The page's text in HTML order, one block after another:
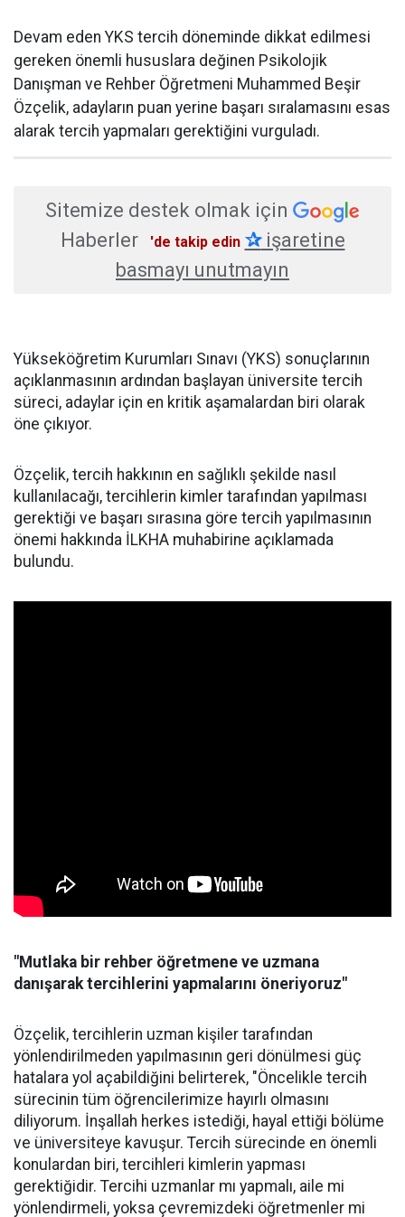
Devam eden YKS tercih döneminde dikkat edilmesi
gereken önemli hususlara değinen Psikolojik
Danışman ve Rehber Öğretmeni Muhammed Beşir
Özçelik, adayların puan yerine başarı sıralamasını esas
alarak tercih yapmaları gerektiğini vurguladı.
Sitemize destek olmak için
Haberler
'de takip edin ✰işaretine
basmayı unutmayın
Yükseköğretim Kurumları Sınavı (YKS) sonuçlarının
açıklanmasının ardından başlayan üniversite tercih
süreci, adaylar için en kritik aşamalardan biri olarak
öne çıkıyor.
Özçelik, tercih hakkının en sağlıklı şekilde nasıl
kullanılacağı, tercihlerin kimler tarafından yapılması
gerektiği ve başarı sırasına göre tercih yapılmasının
önemi hakkında İLKHA muhabirine açıklamada
bulundu.
"Mutlaka bir rehber öğretmene ve uzmana
danışarak tercihlerini yapmalarını öneriyoruz"
Özçelik, tercihlerin uzman kişiler tarafından
yönlendirilmeden yapılmasının geri dönülmesi güç
hatalara yol açabildiğini belirterek, "Öncelikle tercih
sürecinin tüm öğrencilerimize hayırlı olmasını
diliyorum. İnşallah herkes istediği, hayal ettiği bölüme
ve üniversiteye kavuşur. Tercih sürecinde en önemli
konulardan biri, tercihleri kimlerin yapması
gerektiğidir. Tercihi uzmanlar mı yapmalı, aile mi
yönlendirmeli, yoksa çevremizdeki öğretmenler mi